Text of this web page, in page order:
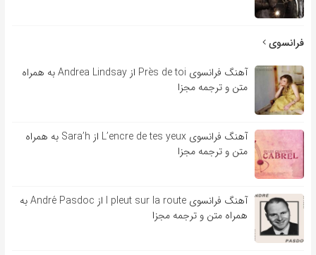
فرانسوی
آهنگ فرانسوی Près de toi از Andrea Lindsay به همراه
متن و ترجمه مجزا
آهنگ فرانسوی L’encre de tes yeux از Sara’h به همراه
متن و ترجمه مجزا
آهنگ فرانسوی l pleut sur la route از André Pasdoc به
همراه متن و ترجمه مجزا